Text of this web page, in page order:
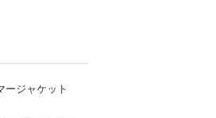
ージャケット